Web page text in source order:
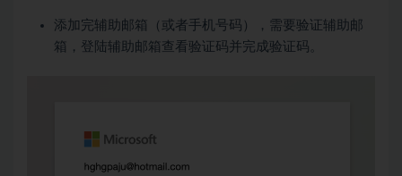
添加完辅助邮箱（或者手机号码），需要验证辅助邮
箱，登陆辅助邮箱查看验证码并完成验证码。